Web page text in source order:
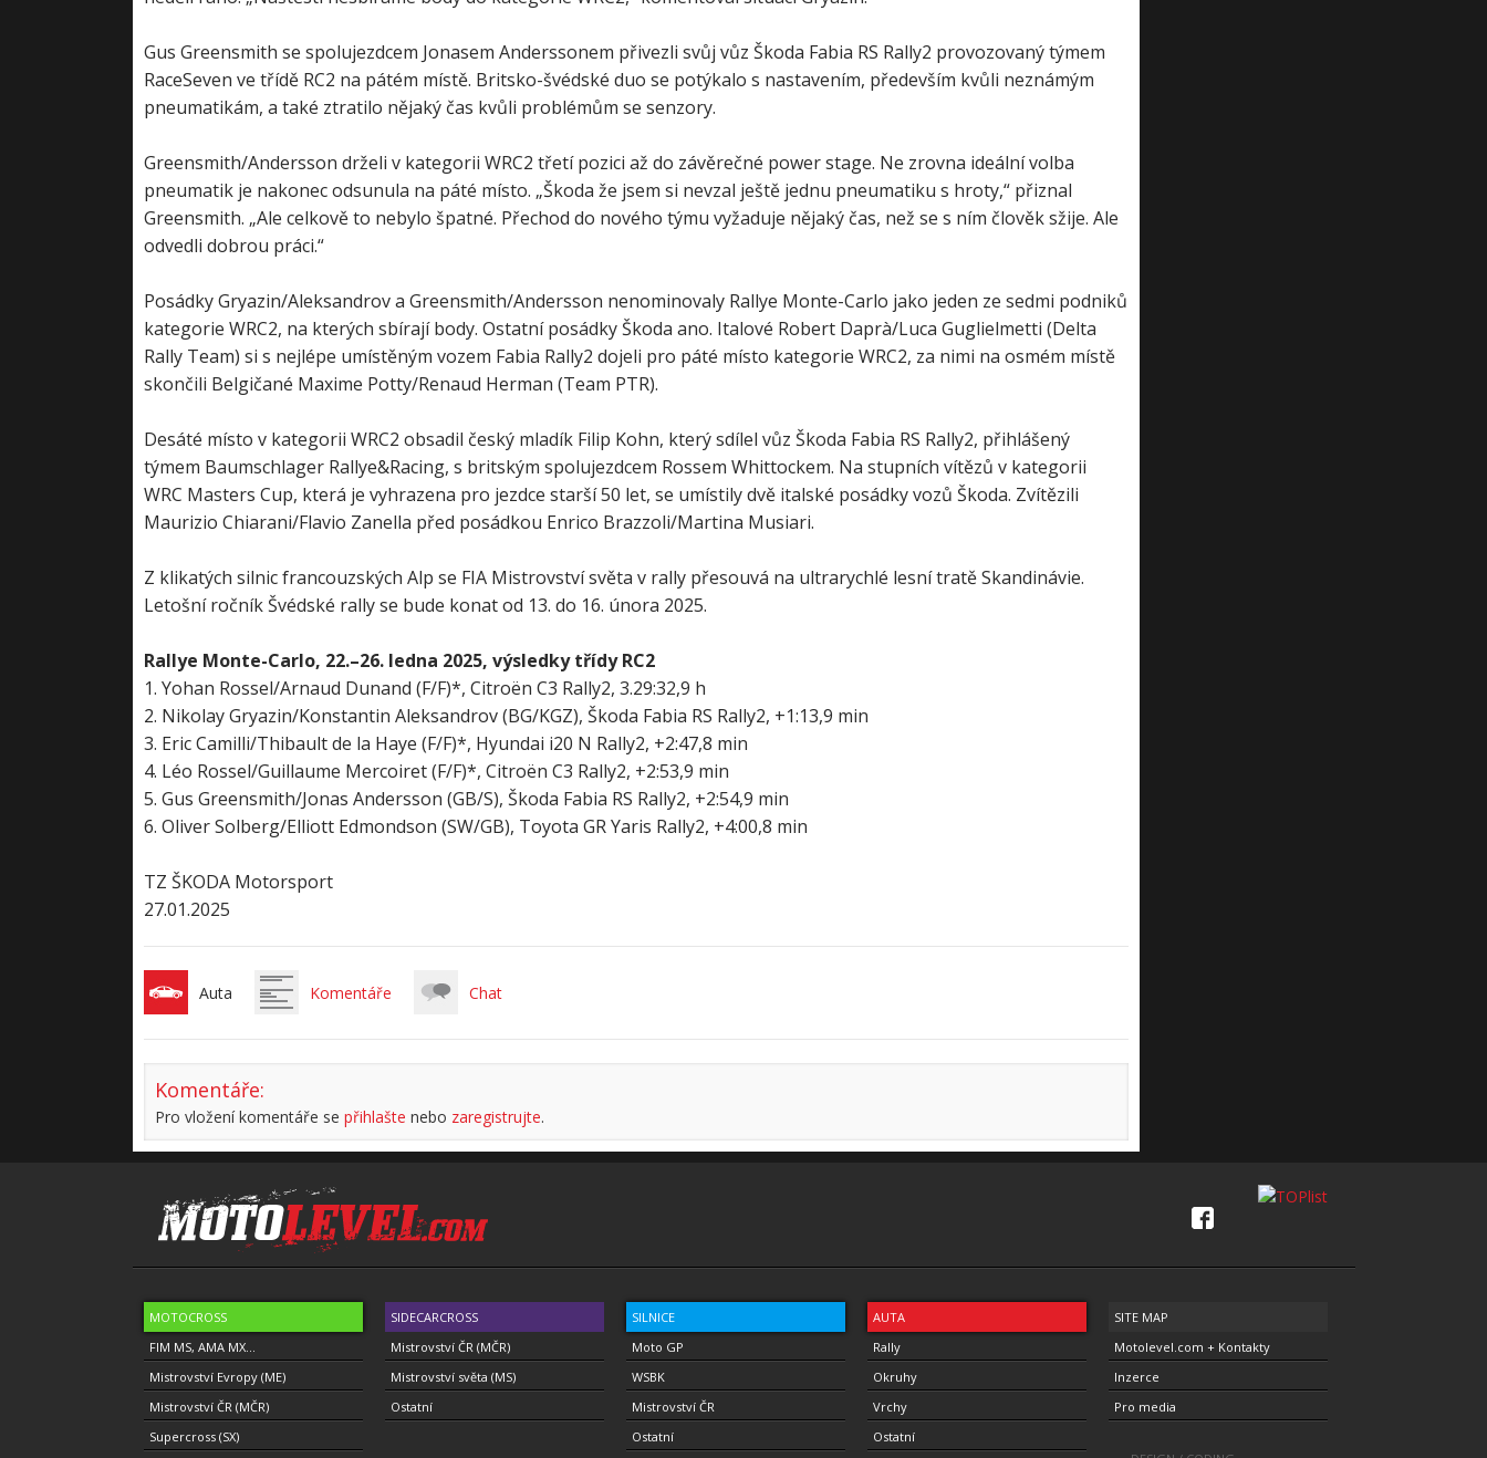
Gus Greensmith se spolujezdcem Jonasem Anderssonem přivezli svůj vůz Škoda Fabia RS Rally2 provozovaný týmem
RaceSeven ve třídě RC2 na pátém místě. Britsko-švédské duo se potýkalo s nastavením, především kvůli neznámým
pneumatikám, a také ztratilo nějaký čas kvůli problémům se senzory.
Greensmith/Andersson drželi v kategorii WRC2 třetí pozici až do závěrečné power stage. Ne zrovna ideální volba
pneumatik je nakonec odsunula na páté místo. „Škoda že jsem si nevzal ještě jednu pneumatiku s hroty,“ přiznal
Greensmith. „Ale celkově to nebylo špatné. Přechod do nového týmu vyžaduje nějaký čas, než se s ním člověk sžije. Ale
odvedli dobrou práci.“
Posádky Gryazin/Aleksandrov a Greensmith/Andersson nenominovaly Rallye Monte-Carlo jako jeden ze sedmi podniků
kategorie WRC2, na kterých sbírají body. Ostatní posádky Škoda ano. Italové Robert Daprà/Luca Guglielmetti (Delta
Rally Team) si s nejlépe umístěným vozem Fabia Rally2 dojeli pro páté místo kategorie WRC2, za nimi na osmém místě
skončili Belgičané Maxime Potty/Renaud Herman (Team PTR).
Desáté místo v kategorii WRC2 obsadil český mladík Filip Kohn, který sdílel vůz Škoda Fabia RS Rally2, přihlášený
týmem Baumschlager Rallye&Racing, s britským spolujezdcem Rossem Whittockem. Na stupních vítězů v kategorii
WRC Masters Cup, která je vyhrazena pro jezdce starší 50 let, se umístily dvě italské posádky vozů Škoda. Zvítězili
Maurizio Chiarani/Flavio Zanella před posádkou Enrico Brazzoli/Martina Musiari.
Z klikatých silnic francouzských Alp se FIA Mistrovství světa v rally přesouvá na ultrarychlé lesní tratě Skandinávie.
Letošní ročník Švédské rally se bude konat od 13. do 16. února 2025.
Rallye Monte-Carlo, 22.–26. ledna 2025, výsledky třídy RC2
1. Yohan Rossel/Arnaud Dunand (F/F)*, Citroën C3 Rally2, 3.29:32,9 h
2. Nikolay Gryazin/Konstantin Aleksandrov (BG/KGZ), Škoda Fabia RS Rally2, +1:13,9 min
3. Eric Camilli/Thibault de la Haye (F/F)*, Hyundai i20 N Rally2, +2:47,8 min
4. Léo Rossel/Guillaume Mercoiret (F/F)*, Citroën C3 Rally2, +2:53,9 min
5. Gus Greensmith/Jonas Andersson (GB/S), Škoda Fabia RS Rally2, +2:54,9 min
6. Oliver Solberg/Elliott Edmondson (SW/GB), Toyota GR Yaris Rally2, +4:00,8 min
TZ ŠKODA Motorsport
27.01.2025
Auta Komentáře Chat
Komentáře:
Pro vložení komentáře se přihlašte nebo zaregistrujte.
MOTOCROSS
FIM MS, AMA MX...
Mistrovství Evropy (ME)
Mistrovství ČR (MČR)
Supercross (SX)
SIDECARCROSS
Mistrovství ČR (MČR)
Mistrovství světa (MS)
Ostatní
SILNICE
Moto GP
WSBK
Mistrovství ČR
Ostatní
AUTA
Rally
Okruhy
Vrchy
Ostatní
SITE MAP
Motolevel.com + Kontakty
Inzerce
Pro media